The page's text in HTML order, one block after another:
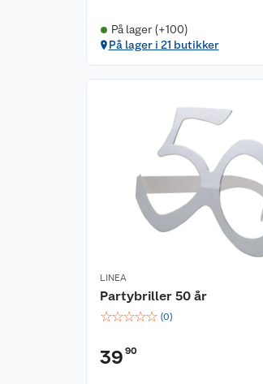
På lager (+100)
På lager i 21 butikker
LINEA
Partybriller 50 år
☆☆☆☆☆ (0)
39 90